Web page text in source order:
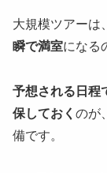
大規模ツアーは
瞬で満室になる
予想される日程
保しておく のが
備です。